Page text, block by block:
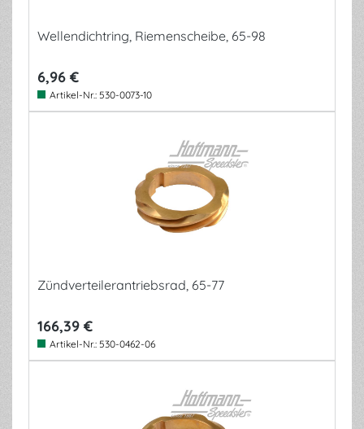
Wellendichtring, Riemenscheibe, 65-98
6,96 €
Artikel-Nr.: 530-0073-10
Zündverteilerantriebsrad, 65-77
166,39 €
Artikel-Nr.: 530-0462-06